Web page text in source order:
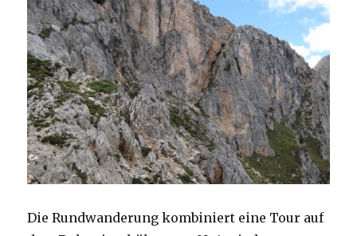
Die Rundwanderung kombiniert eine Tour auf